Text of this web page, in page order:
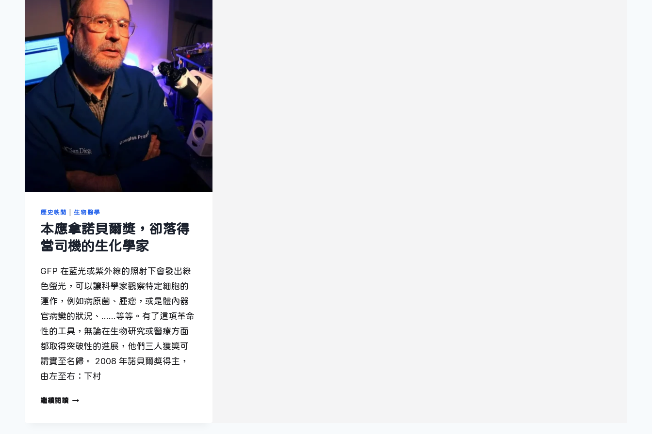
歷史軼聞 |生物醫學
本應拿諾貝爾獎，卻落得
當司機的生化學家
GFP 在藍光或紫外線的照射下會發出綠
色螢光，可以讓科學家觀察特定細胞的
運作，例如病原菌、腫瘤，或是體內器
官病變的狀況、……等等。有了這項革命
性的工具，無論在生物研究或醫療方面
都取得突破性的進展，他們三人獲獎可
謂實至名歸。 2008 年諾貝爾獎得主，
由左至右：下村
繼續閱讀本